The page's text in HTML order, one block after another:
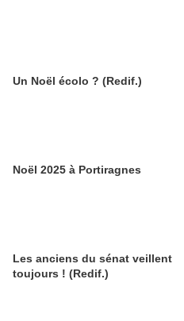
Un Noël écolo ? (Redif.)
Noël 2025 à Portiragnes
Les anciens du sénat veillent
toujours ! (Redif.)